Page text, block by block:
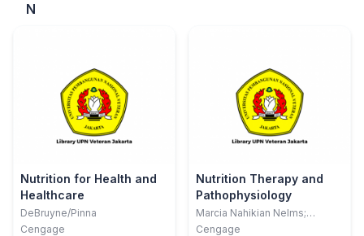
N
Nutrition for Health and
Healthcare
DeBruyne/Pinna
Cengage
Nutrition Therapy and
Pathophysiology
Marcia Nahikian Nelms;
Kathryn P. Sucher; Karen Lacey
Cengage